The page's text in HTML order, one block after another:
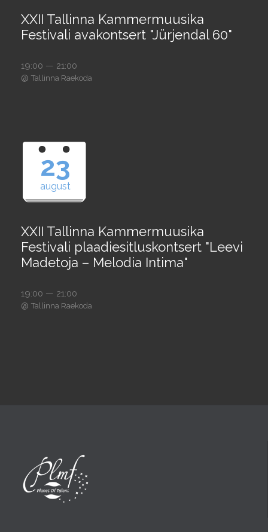
XXII Tallinna Kammermuusika
Festivali avakontsert "Jürjendal 60"
19:00 — 21:00
@ Tallinna Raekoda
23
august
XXII Tallinna Kammermuusika
Festivali plaadiesitluskontsert "Leevi
Madetoja – Melodia Intima"
19:00 — 21:00
@ Tallinna Raekoda